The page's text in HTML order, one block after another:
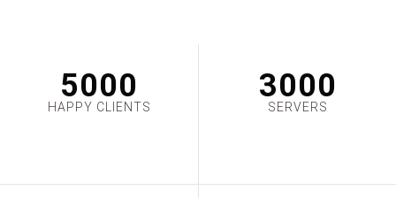
5000
HAPPY CLIENTS
3000
SERVERS